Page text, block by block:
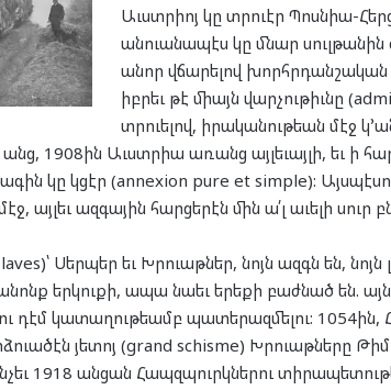
Աւստրիոյ կը տրուէր Պոսնիա-
անուանապէս կը մնար
անոր վճարելով
իբրեւ թէ միայն վարչութիւնը
տրուելով, իրականութեան մէջ
1908ին Աւստրիա առանց այլեւայլի, եւ ի
կը կցէր (annexion pure et simple):
այլեւ ազգային հարցերէն մին ա՛լ աւելի սուր
Սերպեր եւ Խրուաթներ, նոյն ազգն են, նոյն
երկուքի, ապա նաեւ երեքի բաժնած են.
դէմ կատաղութեամբ պատերազմելու: 1054ին,
յետոյ (grand schisme) Խրուաթները
1918 անցան Հապզպուրկներու